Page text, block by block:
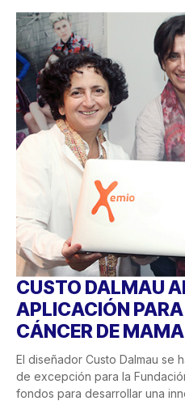
CUSTO DALMAU
APLICACIÓN
CÁNCER DE MAMA
El diseñador Custo Dalmau se
de excepción para la
fondos para desarrollar una